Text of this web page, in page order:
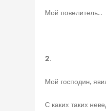
Мой повелитель…
2.
Мой господин,
С каких таких